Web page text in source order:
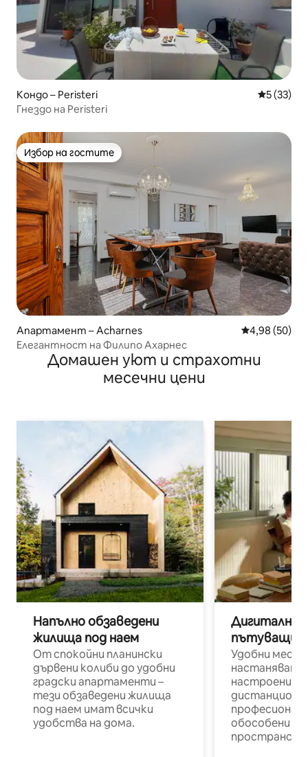
Кондо – Peristeri Средна
5 (33)
Гнездо на Peristeri
Избор на гостите
Избор на гостите
Апартамент – Acharnes Средна
4,98 (50)
Елегантност на Филипо Ахарнес
Домашен уют и страхотни
месечни цени
Напълно обзаведени
жилища под наем
От спокойни планински
дървени колиби до удобни
градски апартаменти –
тези обзаведени жилища
под наем имат всички
удобства на дома.
Дигитални
пътуващи
Удобни
настаняване
настроени и
обособени